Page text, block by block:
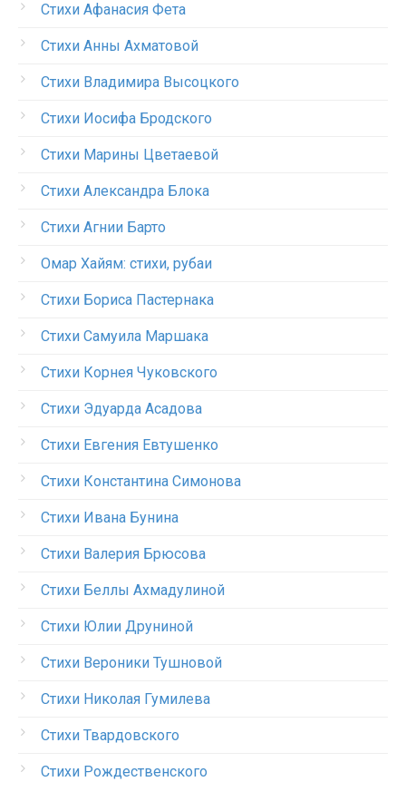
Стихи Афанасия Фета
Стихи Анны Ахматовой
Стихи Владимира Высоцкого
Стихи Иосифа Бродского
Стихи Марины Цветаевой
Стихи Александра Блока
Стихи Агнии Барто
Омар Хайям: стихи, рубаи
Стихи Бориса Пастернака
Стихи Самуила Маршака
Стихи Корнея Чуковского
Стихи Эдуарда Асадова
Стихи Евгения Евтушенко
Стихи Константина Симонова
Стихи Ивана Бунина
Стихи Валерия Брюсова
Стихи Беллы Ахмадулиной
Стихи Юлии Друниной
Стихи Вероники Тушновой
Стихи Николая Гумилева
Стихи Твардовского
Стихи Рождественского